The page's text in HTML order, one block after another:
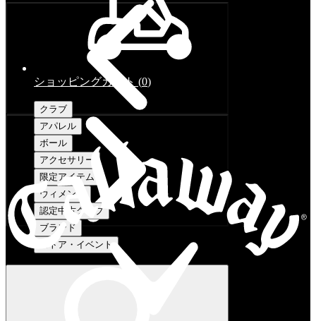
ショッピングカート (0)
クラブ
アパレル
ボール
アクセサリー
限定アイテム
ウィメンズ
認定中古クラブ
ブランド
ストア・イベント